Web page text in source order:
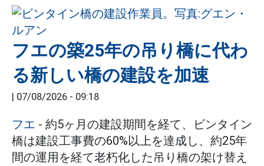
フエの築25年の吊り橋に代わ
る新しい橋の建設を加速
| 07/08/2026 - 09:18
フエ - 約5ヶ月の建設期間を経て、ビンタイン
橋は建設工事費の60%以上を達成し、約25年
間の運用を経て老朽化した吊り橋の架け替え